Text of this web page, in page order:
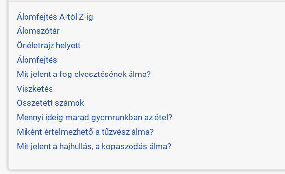
Álomfejtés A-tól Z-ig
Álomszótár
Önéletrajz helyett
Álomfejtés
Mit jelent a fog elvesztésének álma?
Viszketés
Összetett számok
Mennyi ideig marad gyomrunkban az étel?
Miként értelmezhető a tűzvész álma?
Mit jelent a hajhullás, a kopaszodás álma?